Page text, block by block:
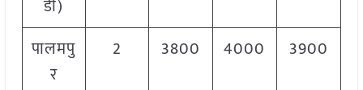
डी)
पालमपु
र
2 3800 4000 3900